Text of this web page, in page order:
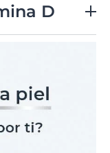
a través del
D
para la salud